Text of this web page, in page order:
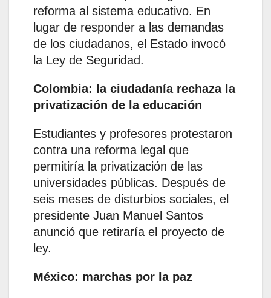
reforma al sistema educativo. En
lugar de responder a las demandas
de los ciudadanos, el Estado invocó
la Ley de Seguridad.
Colombia: la ciudadanía rechaza la
privatización de la educación
Estudiantes y profesores protestaron
contra una reforma legal que
permitiría la privatización de las
universidades públicas. Después de
seis meses de disturbios sociales, el
presidente Juan Manuel Santos
anunció que retiraría el proyecto de
ley.
México: marchas por la paz